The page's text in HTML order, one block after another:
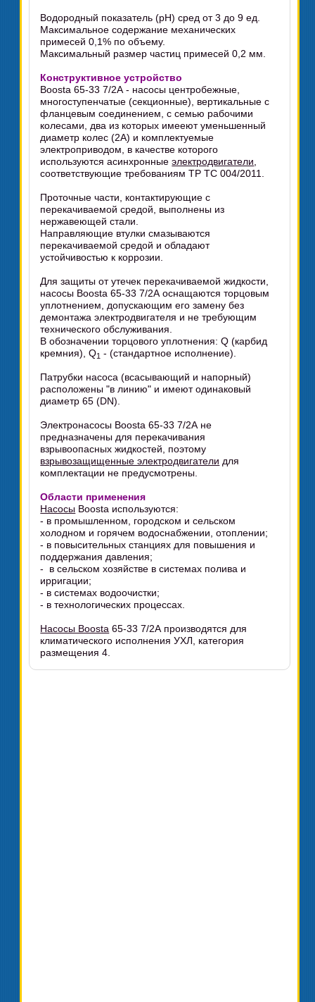
Водородный показатель (pH) сред от 3 до 9 ед.
Максимальное содержание механических
примесей 0,1% по объему.
Максимальный размер частиц примесей 0,2 мм.
Конструктивное устройство
Boosta 65-33 7/2А - насосы центробежные,
многоступенчатые (секционные), вертикальные с
фланцевым соединением, с семью рабочими
колесами, два из которых имееют уменьшенный
диаметр колес (2А) и комплектуемые
электроприводом, в качестве которого
используются асинхронныеэлектродвигатели
соответствующие требованиям ТР ТС 004/2011.
Проточные части, контактирующие с
перекачиваемой средой, выполнены из
нержавеющей стали.
Направляющие втулки смазываются
перекачиваемой средой и обладают
устойчивостью к коррозии.
Для защиты от утечек перекачиваемой жидкости,
насосы Boosta 65-33 7/2А оснащаются торцовым
уплотнением, допускающим его замену без
демонтажа электродвигателя и не требующим
технического обслуживания.
В обозначении торцового уплотнения: Q (карбид
кремния), Q1 - (стандартное исполнение).
Патрубки насоса (всасывающий и напорный)
расположены "в линию" и имеют одинаковый
диаметр 65 (DN).
Электронасосы Boosta 65-33 7/2А не
предназначены для перекачивания
взрывоопасных жидкостей, поэтому
взрывозащищенные электродвигатели для
комплектации не предусмотрены.
Области применения
Насосы Boosta используются:
- в промышленном, городском и сельском
холодном и горячем водоснабжении, отоплении;
- в повысительных станциях для повышения и
поддержания давления;
- в сельском хозяйстве в системах полива и
ирригации;
- в системах водоочистки;
- в технологических процессах.
Насосы Boosta 65-33 7/2А производятся для
климатического исполнения УХЛ, категория
размещения 4.